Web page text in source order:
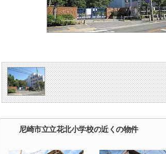
尼崎市立立花北小学校の近くの物件